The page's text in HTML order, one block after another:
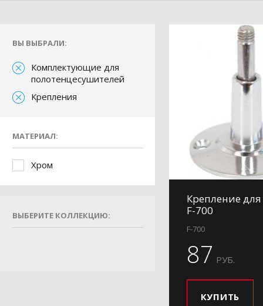
ВЫ ВЫБРАЛИ:
Комплектующие для
полотенцесушителей
Крепления
МАТЕРИАЛ:
Хром
ВЫБЕРИТЕ КОЛЛЕКЦИЮ:
Крепление
F-700
F-700
87 РУБ.
КУПИТЬ